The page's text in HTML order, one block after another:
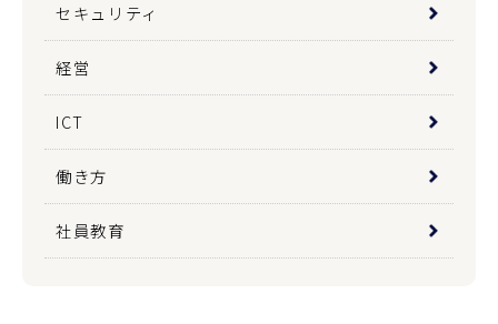
セキュリティ
経営
ICT
働き方
社員教育